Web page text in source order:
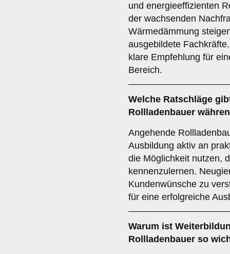
und energieeffizienten
der wachsenden
Wärmedämmung
ausgebildete
klare Empfehlung für
Bereich.
Welche Ratschläge
Rollladenbauer
Angehende
Ausbildung aktiv an
die Möglichkeit nutzen,
kennenzulernen.
Kundenwünsche zu
für eine erfolgreiche
Warum ist
Rollladenbauer so